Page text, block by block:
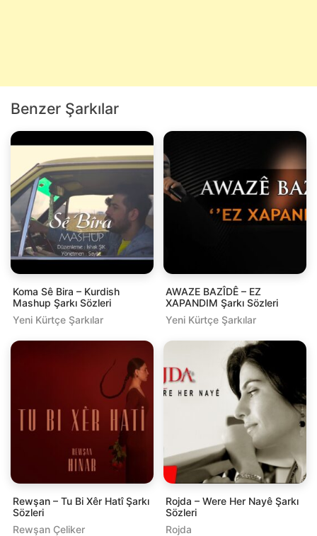
Benzer Şarkılar
Koma Sê Bira – Kurdish
Mashup Şarkı Sözleri
Yeni Kürtçe Şarkılar
AWAZE BAZÎDÊ – EZ
XAPANDIM Şarkı Sözleri
Yeni Kürtçe Şarkılar
Rewşan – Tu Bi Xêr Hatî Şarkı
Sözleri
Rewşan Çeliker
Rojda – Were Her Nayê Şarkı
Sözleri
Rojda